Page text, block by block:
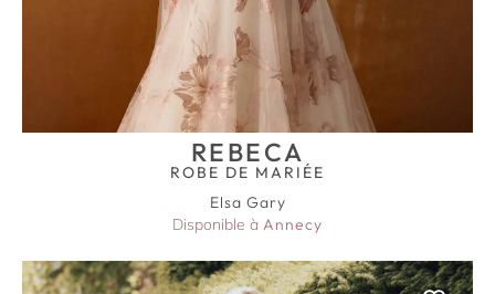
REBECA
ROBE DE MARIÉE
Elsa Gary
Disponible à Annecy